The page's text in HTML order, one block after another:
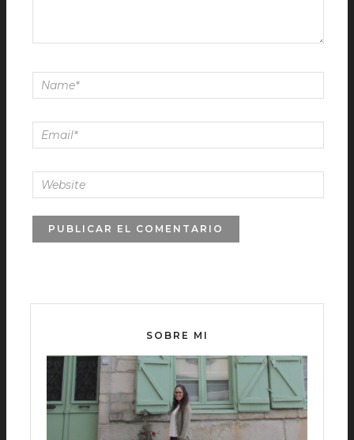
SOBRE MI